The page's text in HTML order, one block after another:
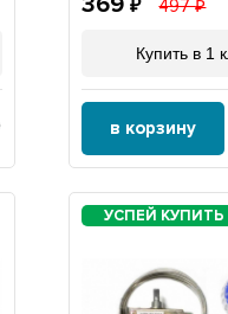
497
Купить в 1
в корзину